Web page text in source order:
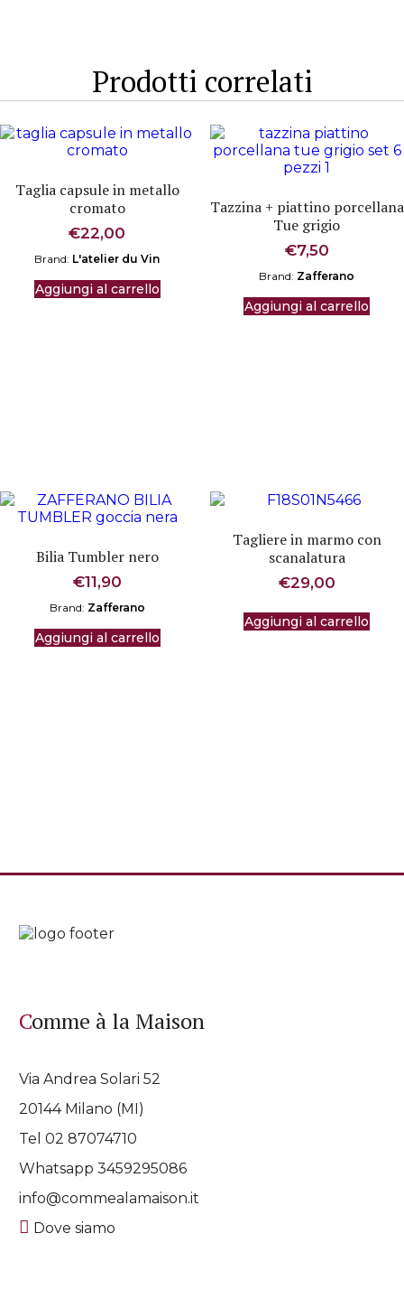
Prodotti correlati
Taglia capsule in metallo
cromato
€22,00
Brand: L'atelier du Vin
Aggiungi al carrello
Tazzina + piattino porcellana
Tue grigio
€7,50
Brand: Zafferano
Aggiungi al carrello
Bilia Tumbler nero
€11,90
Brand: Zafferano
Aggiungi al carrello
Tagliere in marmo con
scanalatura
€29,00
Aggiungi al carrello
Comme à la Maison
Via Andrea Solari 52
20144 Milano (MI)
Tel 02 87074710
Whatsapp3459295086
info@commealamaison.it
Dove siamo